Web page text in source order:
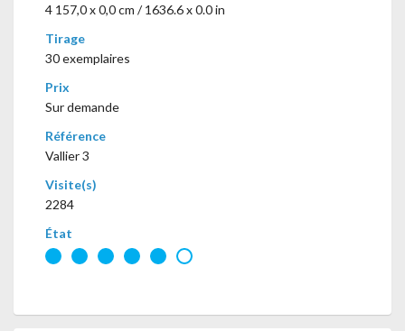
4 157,0 x 0,0 cm / 1636.6 x 0.0 in
Tirage
30 exemplaires
Prix
Sur demande
Référence
Vallier 3
Visite(s)
2284
État